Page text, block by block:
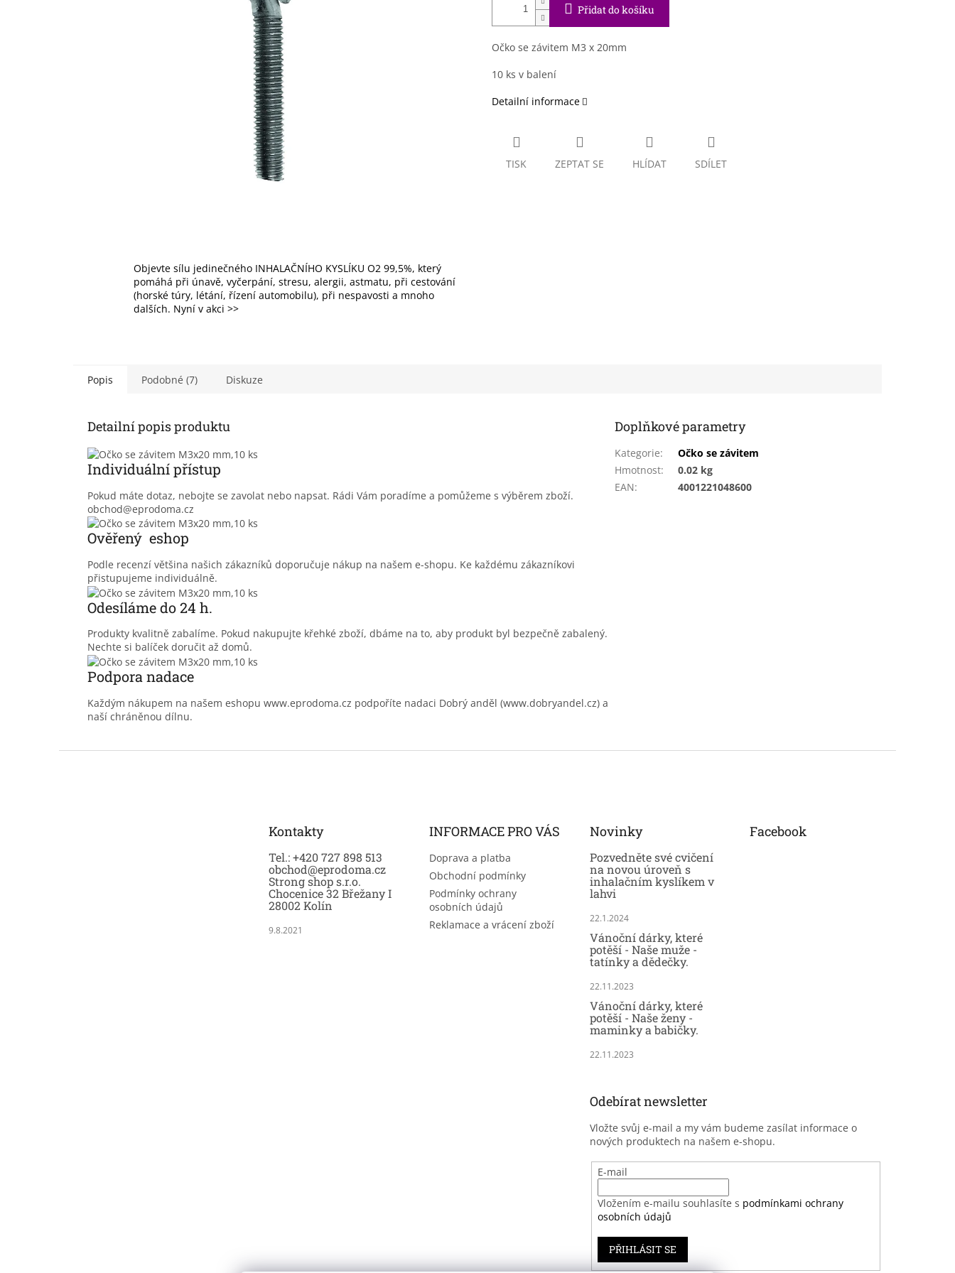
Přidat do košíku
Očko se závitem M3 x 20mm
10 ks v balení
Detailní informace
TISK ZEPTAT SE HLÍDAT SDÍLET
Objevte sílu jedinečného INHALAČNÍHO KYSLÍKU O2 99,5%, který
pomáhá při únavě, vyčerpání, stresu, alergii, astmatu, při cestování
(horské túry, létání, řízení automobilu), při nespavosti a mnoho
dalších. Nyní v akci >>
Popis Podobné (7) Diskuze
Detailní popis produktu
Individuální přístup
Pokud máte dotaz, nebojte se zavolat nebo napsat. Rádi Vám poradíme a pomůžeme s výběrem zboží.
obchod@eprodoma.cz
Ověřený eshop
Podle recenzí většina našich zákazníků doporučuje nákup na našem e-shopu. Ke každému zákazníkovi
přistupujeme individuálně.
Odesíláme do 24 h.
Produkty kvalitně zabalíme. Pokud nakupujte křehké zboží, dbáme na to, aby produkt byl bezpečně zabalený.
Nechte si balíček doručit až domů.
Podpora nadace
Každým nákupem na našem eshopu www.eprodoma.cz podpoříte nadaci Dobrý anděl (www.dobryandel.cz) a
naší chráněnou dílnu.
Doplňkové parametry
Kategorie:
Očko se závitem
Hmotnost:
0.02 kg
EAN: 4001221048600
Kontakty
Tel.: +420 727 898 513
obchod@eprodoma.cz
Strong shop s.r.o.
Chocenice 32 Břežany I
28002 Kolín
9.8.2021
INFORMACE PRO VÁS
Doprava a platba
Obchodní podmínky
Podmínky ochrany
osobních údajů
Reklamace a vrácení zboží
Novinky
Pozvedněte své cvičení
na novou úroveň s
inhalačním kyslíkem v
lahvi
22.1.2024
Vánoční dárky, které
potěší - Naše muže -
tatínky a dědečky.
22.11.2023
Vánoční dárky, které
potěší - Naše ženy -
maminky a babičky.
22.11.2023
Facebook
Odebírat newsletter
Vložte svůj e-mail a my vám budeme zasílat informace o
nových produktech na našem e-shopu.
E-mail
Vložením e-mailu souhlasíte s podmínkami ochrany
osobních údajů
PŘIHLÁSIT SE